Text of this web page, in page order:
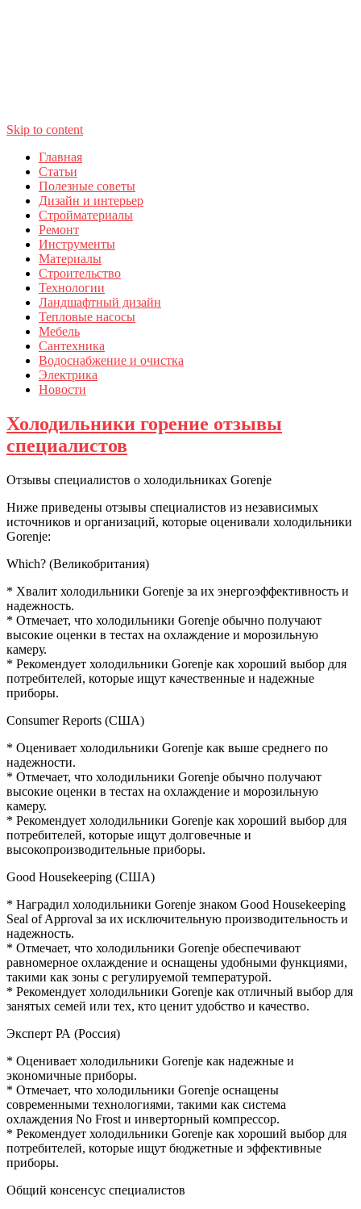
Skip to content
Главная
Статьи
Полезные советы
Дизайн и интерьер
Стройматериалы
Ремонт
Инструменты
Материалы
Строительство
Технологии
Ландшафтный дизайн
Тепловые насосы
Мебель
Сантехника
Водоснабжение и очистка
Электрика
Новости
Холодильники горение отзывы
специалистов
Отзывы специалистов о холодильниках Gorenje
Ниже приведены отзывы специалистов из независимых
источников и организаций, которые оценивали холодильники
Gorenje:
Which? (Великобритания)
* Хвалит холодильники Gorenje за их энергоэффективность и
надежность.
* Отмечает, что холодильники Gorenje обычно получают
высокие оценки в тестах на охлаждение и морозильную
камеру.
* Рекомендует холодильники Gorenje как хороший выбор для
потребителей, которые ищут качественные и надежные
приборы.
Consumer Reports (США)
* Оценивает холодильники Gorenje как выше среднего по
надежности.
* Отмечает, что холодильники Gorenje обычно получают
высокие оценки в тестах на охлаждение и морозильную
камеру.
* Рекомендует холодильники Gorenje как хороший выбор для
потребителей, которые ищут долговечные и
высокопроизводительные приборы.
Good Housekeeping (США)
* Наградил холодильники Gorenje знаком Good Housekeeping
Seal of Approval за их исключительную производительность и
надежность.
* Отмечает, что холодильники Gorenje обеспечивают
равномерное охлаждение и оснащены удобными функциями,
такими как зоны с регулируемой температурой.
* Рекомендует холодильники Gorenje как отличный выбор для
занятых семей или тех, кто ценит удобство и качество.
Эксперт РА (Россия)
* Оценивает холодильники Gorenje как надежные и
экономичные приборы.
* Отмечает, что холодильники Gorenje оснащены
современными технологиями, такими как система
охлаждения No Frost и инверторный компрессор.
* Рекомендует холодильники Gorenje как хороший выбор для
потребителей, которые ищут бюджетные и эффективные
приборы.
Общий консенсус специалистов